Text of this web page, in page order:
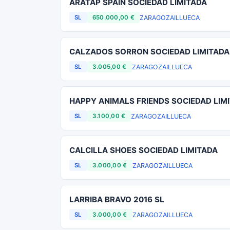
ARATAP SPAIN SOCIEDAD LIMITADA
SL 650.000,00 € ZARAGOZAILLUECA
CALZADOS SORRON SOCIEDAD LIMITADA
SL 3.005,00 € ZARAGOZAILLUECA
HAPPY ANIMALS FRIENDS SOCIEDAD
SL 3.100,00 € ZARAGOZAILLUECA
CALCILLA SHOES SOCIEDAD LIMITADA
SL 3.000,00 € ZARAGOZAILLUECA
LARRIBA BRAVO 2016 SL
SL 3.000,00 € ZARAGOZAILLUECA